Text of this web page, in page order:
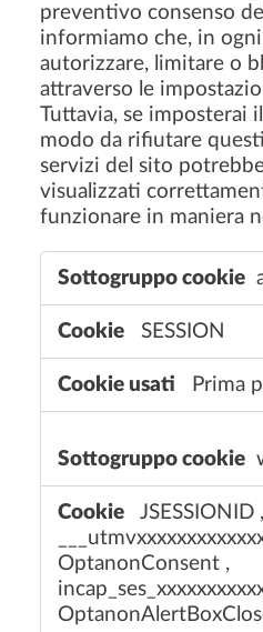
preventivo consenso
informiamo che, in
autorizzare, limitare o
attraverso le
Tuttavia, se imposterai
modo da rifiutare
servizi del sito
visualizzati
funzionare in maniera
i
t
n
SESSION
Prima
JSESSIONID ,
OptanonConsent ,